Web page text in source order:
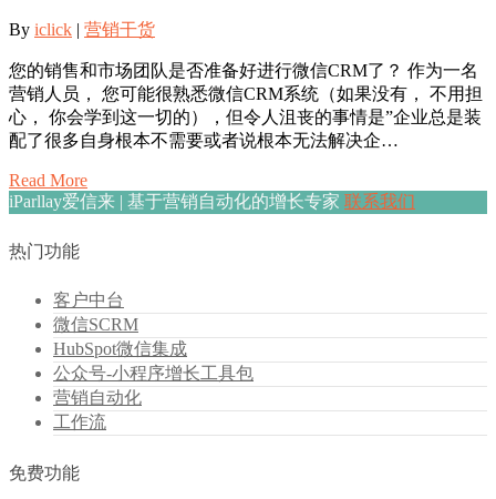
By iclick | 营销干货
您的销售和市场团队是否准备好进行微信CRM了？ 作为一名
营销人员， 您可能很熟悉微信CRM系统（如果没有， 不用担
心， 你会学到这一切的），但令人沮丧的事情是”企业总是装
配了很多自身根本不需要或者说根本无法解决企…
Read More
iParllay爱信来 | 基于营销自动化的增长专家 联系我们
热门功能
客户中台
微信SCRM
HubSpot微信集成
公众号-小程序增长工具包
营销自动化
工作流
免费功能